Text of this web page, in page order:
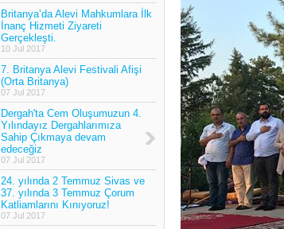
Britanya’da Alevi Mahkumlara İlk
İnanç Hizmeti Ziyareti
Gerçekleşti.
10 Jul 2017
7. Britanya Alevi Festivali Afişi
(Orta Britanya)
07 Jul 2017
Dergah'ta Cem Oluşumuzun 4.
Yılındayız Dergahlarımıza
Sahip Çıkmaya devam
edeceğiz
07 Jul 2017
24. yılında 2 Temmuz Sivas ve
37. yılında 3 Temmuz Çorum
Katliamlarını Kınıyoruz!
07 Jul 2017